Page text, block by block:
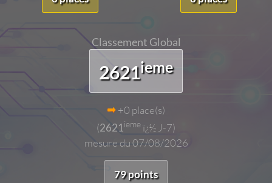
Classement Global
2621ieme
+0 place(s)
(2621 iemeï¿½ J-7)
mesure du 07/08/2026
79 points